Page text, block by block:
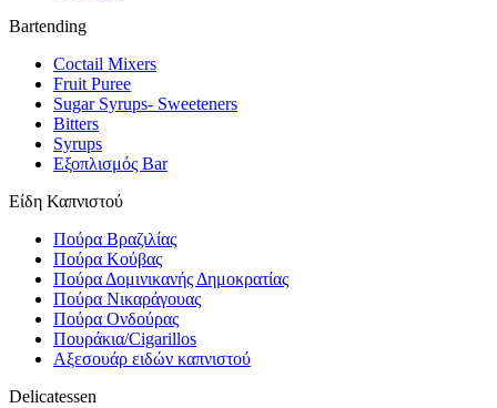
Bartending
Coctail Mixers
Fruit Puree
Sugar Syrups- Sweeteners
Bitters
Syrups
Εξοπλισμός Bar
Είδη Καπνιστού
Πούρα Βραζιλίας
Πούρα Κούβας
Πούρα Δομινικανής Δημοκρατίας
Πούρα Νικαράγουας
Πούρα Ονδούρας
Πουράκια/Cigarillos
Αξεσουάρ ειδών καπνιστού
Delicatessen